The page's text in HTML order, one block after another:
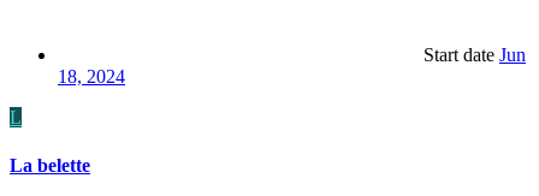
Start date Jun
18, 2024
L
La belette